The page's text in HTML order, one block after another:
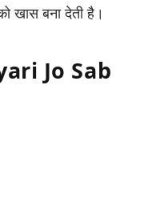
खास बना देती है।
Jo Sab